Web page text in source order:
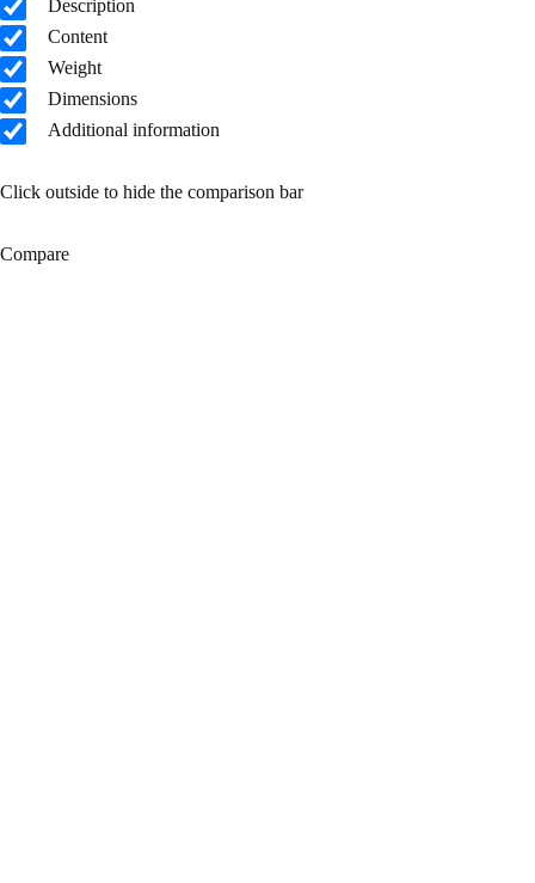
Description
Content
Weight
Dimensions
Additional information
Click outside to hide the comparison bar
Compare